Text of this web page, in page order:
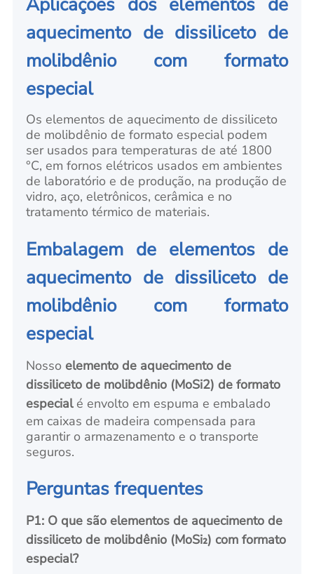
aquecimento de dissiliceto de
molibdênio com formato
especial
Os elementos de aquecimento de dissiliceto
de molibdênio de formato especial podem
ser usados para temperaturas de até 1800
°C, em fornos elétricos usados em ambientes
de laboratório e de produção, na produção de
vidro, aço, eletrônicos, cerâmica e no
tratamento térmico de materiais.
Embalagem de elementos de
aquecimento de dissiliceto de
molibdênio com formato
especial
Nosso elemento de aquecimento de
dissiliceto de molibdênio (MoSi2) de formato
especialé envolto em espuma e embalado
em caixas de madeira compensada para
garantir o armazenamento e o transporte
seguros.
Perguntas frequentes
P1: O que são elementos de aquecimento de
dissiliceto de molibdênio (MoSi₂) com formato
especial?